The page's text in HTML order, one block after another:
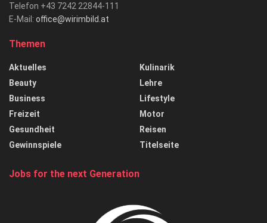
Telefon +43 7242 22844-111
E-Mail: office@wirimbild.at
Themen
Aktuelles
Beauty
Business
Freizeit
Gesundheit
Gewinnspiele
Kulinarik
Lehre
Lifestyle
Motor
Reisen
Titelseite
Jobs for the next Generation